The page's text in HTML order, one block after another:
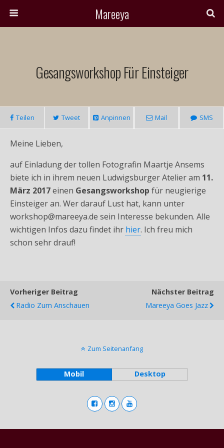
Mareeya
Gesangsworkshop Für Einsteiger
Teilen Tweet Anpinnen Mail SMS
Meine Lieben,
auf Einladung der tollen Fotografin Maartje Ansems
biete ich in ihrem neuen Ludwigsburger Atelier am 11.
März 2017einen Gesangsworkshop für neugierige
Einsteiger an. Wer darauf Lust hat, kann unter
workshop@mareeya.de sein Interesse bekunden. Alle
wichtigen Infos dazu findet ihr hier. Ich freu mich
schon sehr drauf!
Vorheriger Beitrag
Radio Zum Anschauen
Nächster Beitrag
Mareeya Goes Jazz
Zum Seitenanfang
Mobil Desktop